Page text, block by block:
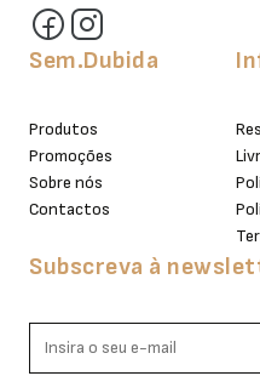
Sem.Dubida
Produtos
Promoções
Sobre nós
Contactos
Subscreva à